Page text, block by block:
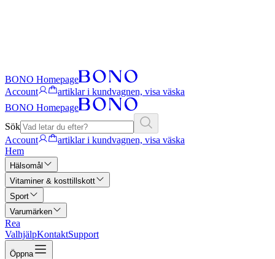
BONO Homepage
Account
artiklar i kundvagnen, visa väska
BONO Homepage
Sök
Account
artiklar i kundvagnen, visa väska
Hem
Hälsomål
Vitaminer & kosttillskott
Sport
Varumärken
Rea
ValhjälpKontaktSupport
Öppna